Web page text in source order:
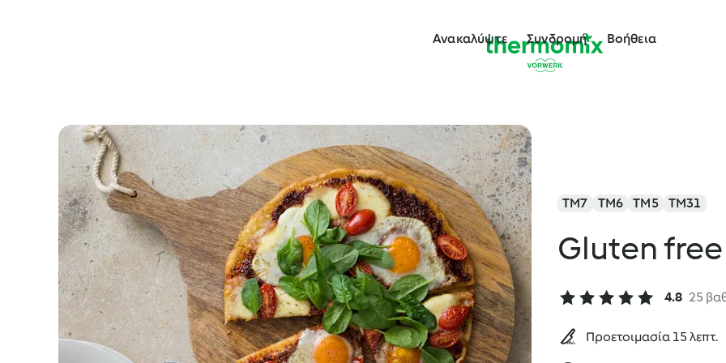
Ανακαλύψτε Συνδρομή Βοήθεια
TM7 TM6 TM5 TM31
Gluten
4.8 25
Προετοιμασία 15 λεπτ.